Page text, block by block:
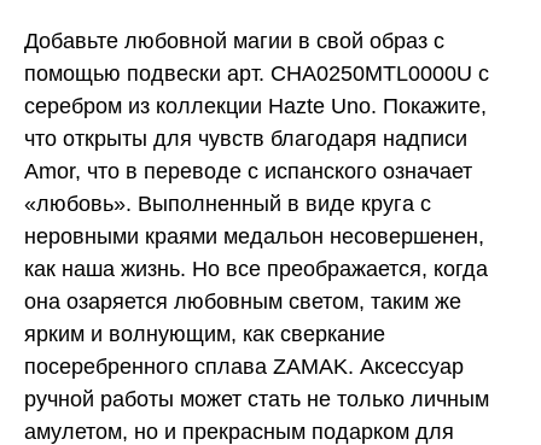
Добавьте любовной магии в свой образ с
помощью подвески арт. CHA0250MTL0000U с
серебром из коллекции Hazte Uno. Покажите,
что открыты для чувств благодаря надписи
Amor, что в переводе с испанского означает
«любовь». Выполненный в виде круга с
неровными краями медальон несовершенен,
как наша жизнь. Но все преображается, когда
она озаряется любовным светом, таким же
ярким и волнующим, как сверкание
посеребренного сплава ZAMAK. Аксессуар
ручной работы может стать не только личным
амулетом, но и прекрасным подарком для